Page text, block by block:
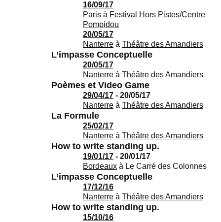
16/09/17
Paris à Festival Hors Pistes/Centre
Pompidou
20/05/17
Nanterre à Théâtre des Amandiers
L’impasse Conceptuelle
20/05/17
Nanterre à Théâtre des Amandiers
Poèmes et Video Game
29/04/17 - 20/05/17
Nanterre à Théâtre des Amandiers
La Formule
25/02/17
Nanterre à Théâtre des Amandiers
How to write standing up.
19/01/17 - 20/01/17
Bordeaux à Le Carré des Colonnes
L’impasse Conceptuelle
17/12/16
Nanterre à Théâtre des Amandiers
How to write standing up.
15/10/16